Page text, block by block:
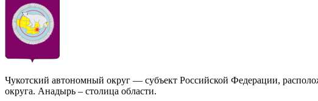
Чукотский автономный округ — субъект Российской Федерации,
округа. Анадырь – столица области.